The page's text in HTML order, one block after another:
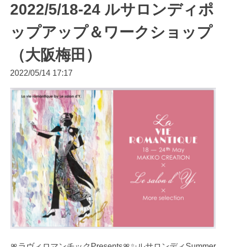
2022/5/18-24 ルサロンディポ
ップアップ＆ワークショップ
（大阪梅田）
2022/05/14 17:17